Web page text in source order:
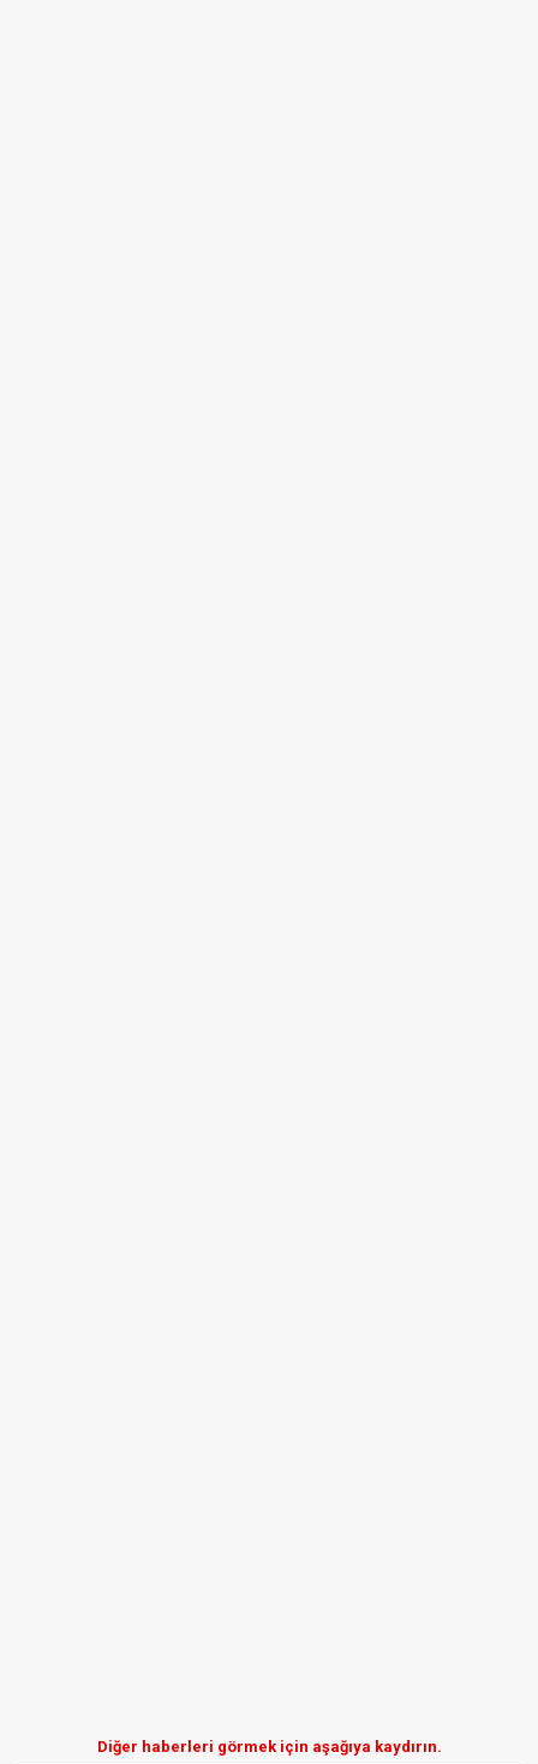
Diğer haberleri görmek için aşağıya kaydırın.